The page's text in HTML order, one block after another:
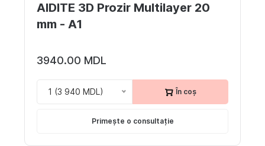
AIDITE 3D Prozir Multilayer 20
mm - A1
3940.00 MDL
1 (3 940 MDL) În coș
Primește o consultație